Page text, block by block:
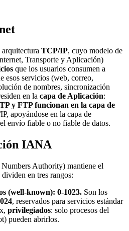
TCP/IP, cuyo modelo de
Transporte y Aplicación)
que los usuarios consumen a
esos servicios (web, correo,
de nombres, sincronización
en la capa de Aplicación:
y FTP funcionan en la capa de
apoyándose en la capa de
envío fiable o no fiable de datos.
IANA
Authority) mantiene el
en tres rangos:
(well-known): 0-1023. Son los
, reservados para servicios estándar
privilegiados: solo procesos del
pueden abrirlos.